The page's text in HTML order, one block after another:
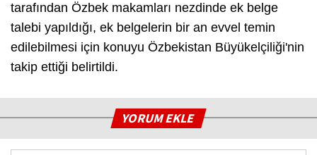
tarafından Özbek makamları nezdinde ek belge
talebi yapıldığı, ek belgelerin bir an evvel temin
edilebilmesi için konuyu Özbekistan Büyükelçiliği'nin
takip ettiği belirtildi.
YORUM EKLE